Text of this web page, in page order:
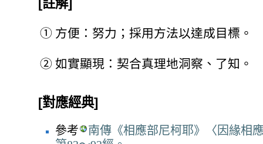
[註解]
① 方便：努力；採用方法以達成目標。
② 如實顯現：契合真理地洞察、了知。
[對應經典]
參考
南傳《相應部尼柯耶》〈因緣相